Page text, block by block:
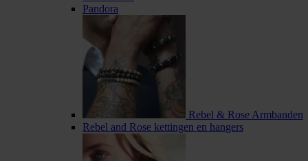
Pandora
Rebel & Rose Armbanden
Rebel and Rose kettingen en hangers